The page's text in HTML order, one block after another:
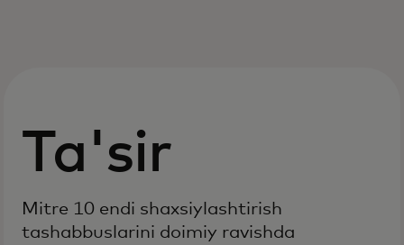
Ta'sir
Mitre 10 endi shaxsiylashtirish
tashabbuslarini doimiy ravishda